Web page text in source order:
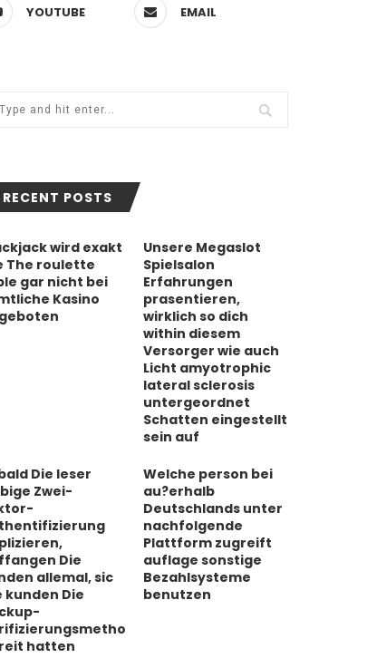
YOUTUBE EMAIL
RECENT POSTS
wird exakt
The roulette
gar nicht bei
Kasino
Unsere Megaslot
Spielsalon
Erfahrungen
prasentieren,
wirklich so dich
within diesem
Versorger wie auch
Licht amyotrophic
lateral sclerosis
untergeordnet
Schatten eingestellt
sein auf
Die leser
Zwei-
Die
allemal, sic
kunden Die
hatten
Welche person bei
au?erhalb
Deutschlands unter
nachfolgende
Plattform zugreift
auflage sonstige
Bezahlsysteme
benutzen